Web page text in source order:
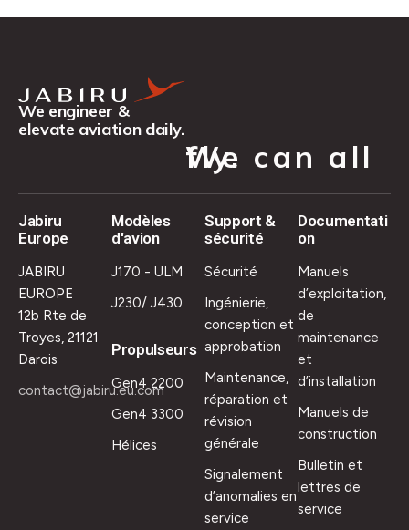
We engineer &
elevate aviation daily.
We can all fly.
Jabiru
Europe
JABIRU
EUROPE
12b Rte de
Troyes, 21121
Darois
contact@jabiru.eu.com
Modèles
d'avion
J170 - ULM
J230/ J430
Propulseurs
Gen4 2200
Gen4 3300
Hélices
Support &
sécurité
Sécurité
Ingénierie,
conception et
approbation
Maintenance,
réparation et
révision
générale
Signalement
d’anomalies en
service
Documentati
on
Manuels
d’exploitation,
de
maintenance
et
d’installation
Manuels de
construction
Bulletin et
lettres de
service